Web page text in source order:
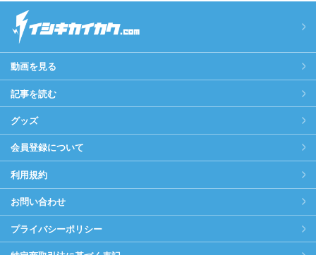
動画を見る
記事を読む
グッズ
会員登録について
利用規約
お問い合わせ
プライバシーポリシー